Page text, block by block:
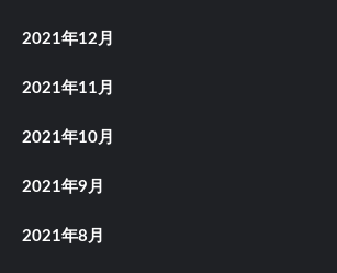
2021年12月
2021年11月
2021年10月
2021年9月
2021年8月